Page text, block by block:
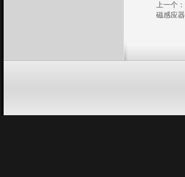
上一个：
磁感应器